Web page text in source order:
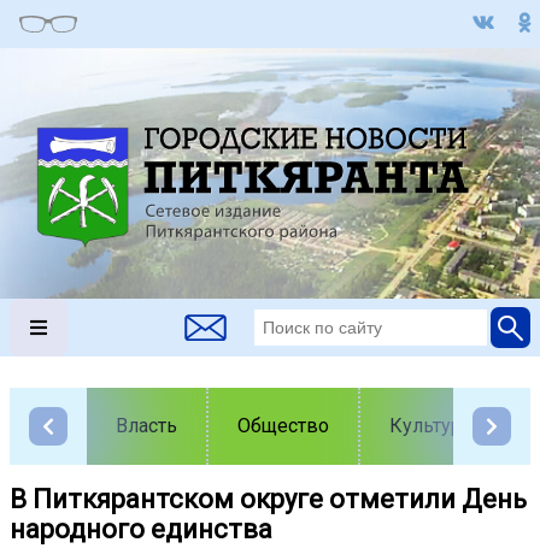
Власть Общество Культура
В Питкярантском округе отметили День
народного единства